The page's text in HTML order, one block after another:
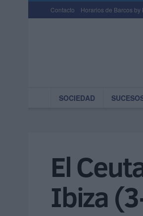
Contacto Horarios de Barcos by
SOCIEDAD
El
Ibiza